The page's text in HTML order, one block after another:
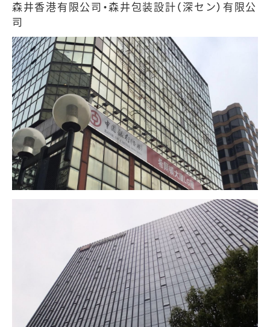
森井香港有限公司・森井包装設計（深セン）有限公
司